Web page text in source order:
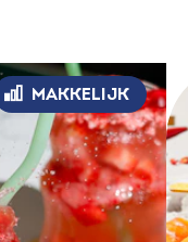
MAKKELIJK